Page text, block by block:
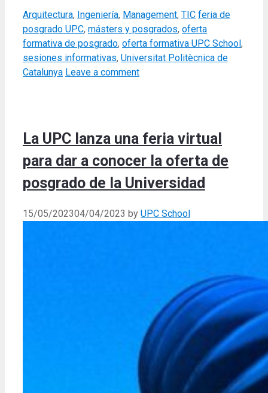
Categories
Arquitectura, Ingeniería, Management, TIC Tags
feria de
posgrado UPC, másters y posgrados, oferta
formativa de posgrado, oferta formativa UPC School,
sesiones informativas, Universitat Politècnica de
Catalunya Leave a comment
La UPC lanza una feria virtual
para dar a conocer la oferta de
posgrado de la Universidad
15/05/202304/04/2023 by UPC School